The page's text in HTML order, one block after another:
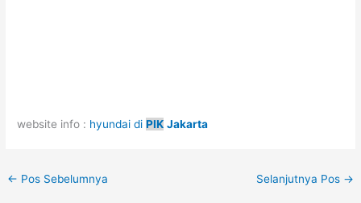
website info : hyundai diPIK Jakarta
← Pos Sebelumnya Selanjutnya Pos →